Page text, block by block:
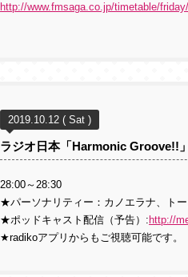
http://www.fmsaga.co.jp/timetable/friday/
2019.10.12 ( Sat )
ラジオ日本「Harmonic Groove!!」
28:00～28:30
★パーソナリティー：カノエラナ、ト
★ポッドキャスト配信（予告）: http://
★radikoアプリからもご視聴可能です。